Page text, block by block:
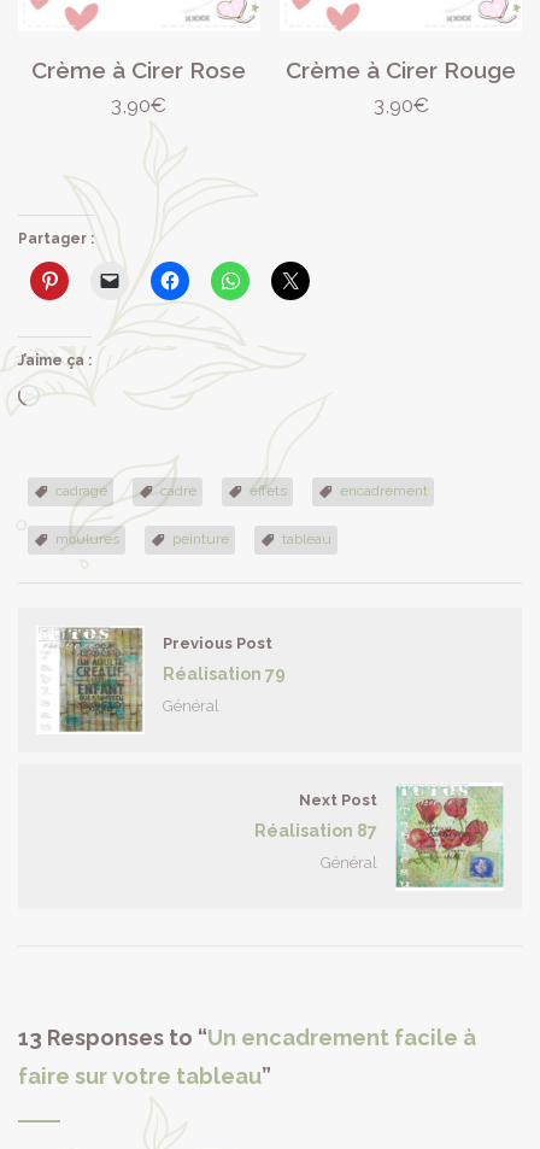
Crème à Cirer Rose
3,90€
Crème à Cirer Rouge
3,90€
Partager :
J’aime ça :
Chargement…
cadrage cadre effets encadrement
moulures peinture tableau
Previous Post
Réalisation 79
Général
Next Post
Réalisation 87
Général
13 Responses to “Un encadrement facile à
faire sur votre tableau”